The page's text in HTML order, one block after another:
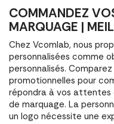
COMMANDEZ
MARQUAGE |
Chez Vcomlab, nous
personnalisées comme
personnalisés.
promotionnelles pour
répondra à vos attentes
de marquage. La
un logo nécessite une